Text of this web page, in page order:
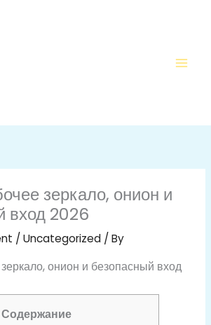
зеркало, онион и
вход 2026
/ Uncategorized/ By
онион и безопасный вход
Содержание